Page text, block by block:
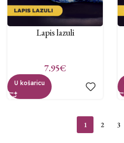
Lapis lazuli
7.95€
U košaricu
1 2 3